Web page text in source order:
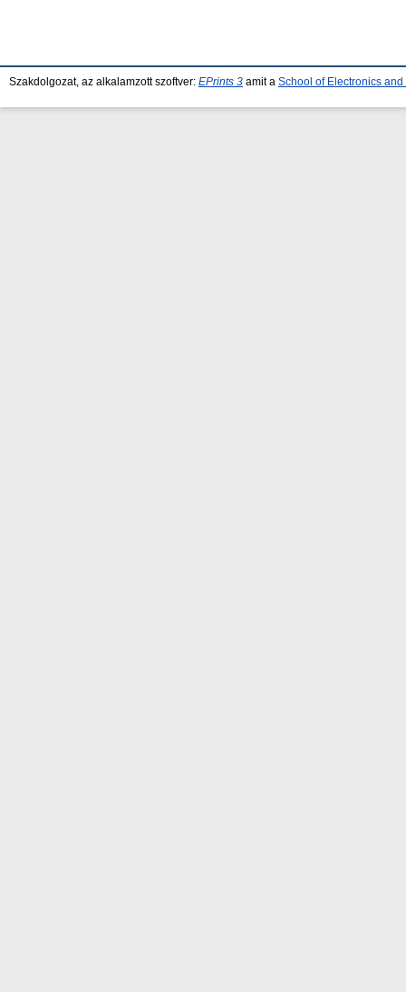
Szakdolgozat, az alkalamzott szoftver: EPrints 3 amit a School of Electronics